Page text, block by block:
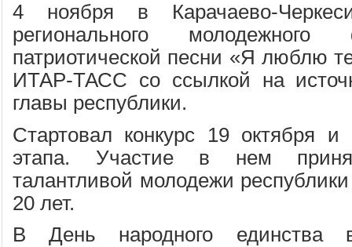
4 ноября в Карачаево-
регионального молодежного
патриотической песни «Я люблю
ИТАР-ТАСС со ссылкой на
главы республики.
Стартовал конкурс 19 октября
этапа. Участие в нем
талантливой молодежи
20 лет.
В День народного единства в